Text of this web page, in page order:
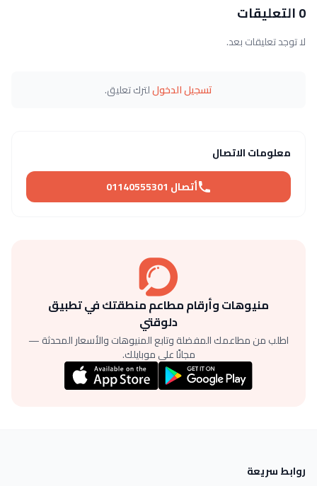
0 التعليقات
لا توجد تعليقات بعد.
تسجيل الدخوللترك تعليق.
معلومات الاتصال
أتصال 01140555301
منيوهات وأرقام مطاعم منطقتك في تطبيق
دلوقتي
اطلب من مطاعمك المفضلة وتابع المنيوهات والأسعار المحدثة —
مجانًا على موبايلك.
روابط سريعة